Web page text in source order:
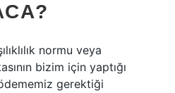
normu veya
bizim için yaptığı
ödememiz gerektiği